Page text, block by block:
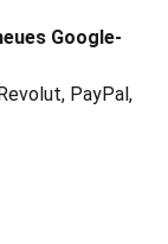
Google-
PayPal,